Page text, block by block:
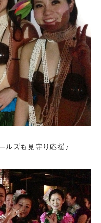
ルズも見守り応援♪